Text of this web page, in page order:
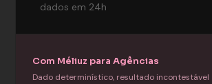
dados em 24h
Com Méliuz para Agências
Dado determinístico, resultado incontestável